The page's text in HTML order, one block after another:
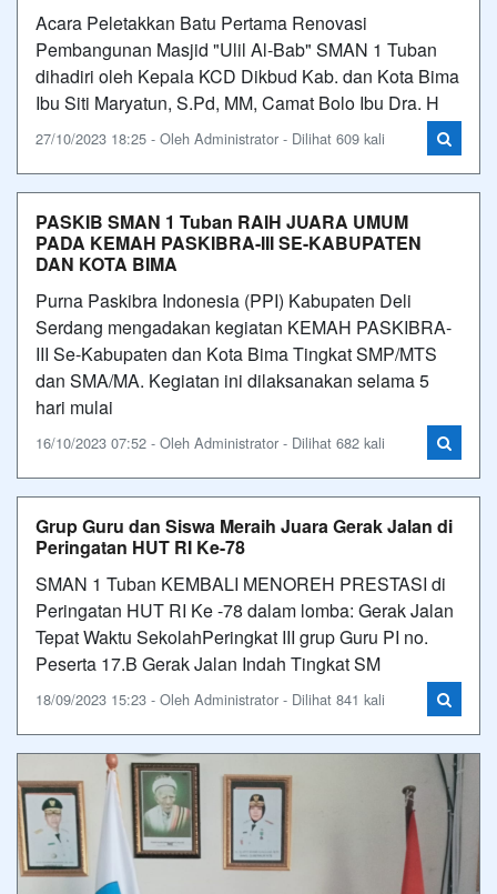
Acara Peletakkan Batu Pertama Renovasi
Pembangunan Masjid "Ulil Al-Bab" SMAN 1 Tuban
dihadiri oleh Kepala KCD Dikbud Kab. dan Kota Bima
Ibu Siti Maryatun, S.Pd, MM, Camat Bolo Ibu Dra. H
27/10/2023 18:25 - Oleh Administrator - Dilihat 609 kali
PASKIB SMAN 1 Tuban RAIH JUARA UMUM
PADA KEMAH PASKIBRA-III SE-KABUPATEN
DAN KOTA BIMA
Purna Paskibra Indonesia (PPI) Kabupaten Deli
Serdang mengadakan kegiatan KEMAH PASKIBRA-
III Se-Kabupaten dan Kota Bima Tingkat SMP/MTS
dan SMA/MA. Kegiatan ini dilaksanakan selama 5
hari mulai
16/10/2023 07:52 - Oleh Administrator - Dilihat 682 kali
Grup Guru dan Siswa Meraih Juara Gerak Jalan di
Peringatan HUT RI Ke-78
SMAN 1 Tuban KEMBALI MENOREH PRESTASI di
Peringatan HUT RI Ke -78 dalam lomba: Gerak Jalan
Tepat Waktu SekolahPeringkat III grup Guru PI no.
Peserta 17.B Gerak Jalan Indah Tingkat SM
18/09/2023 15:23 - Oleh Administrator - Dilihat 841 kali